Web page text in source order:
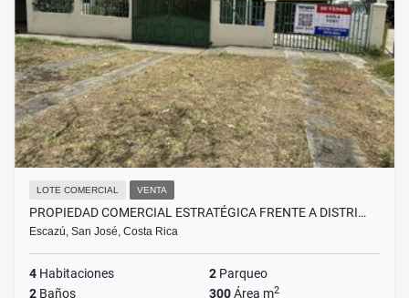
LOTE COMERCIAL VENTA
PROPIEDAD COMERCIAL ESTRATÉGICA FRENTE A DISTRI…
Escazú, San José, Costa Rica
4 Habitaciones 2 Parqueo
2 Baños 300Área m2